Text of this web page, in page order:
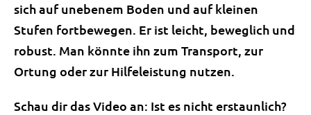
sich auf unebenem Boden und auf kleinen
Stufen fortbewegen. Er ist leicht, beweglich und
robust. Man könnte ihn zum Transport, zur
Ortung oder zur Hilfeleistung nutzen.
Schau dir das Video an: Ist es nicht erstaunlich?